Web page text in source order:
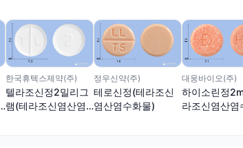
한국휴텍스제약(주)
텔라조신정2밀리그
램(테라조신염산염
정우신약(주)
테로신정(테라조신
염산염수화물)
대웅바이오(주)
하이소린정
라조신염산염